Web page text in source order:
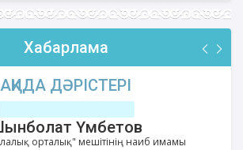
Хабарлама
АҚИДА ДӘРІСТЕРІ
Үмбетов
орталық" мешітінің наиб имамы